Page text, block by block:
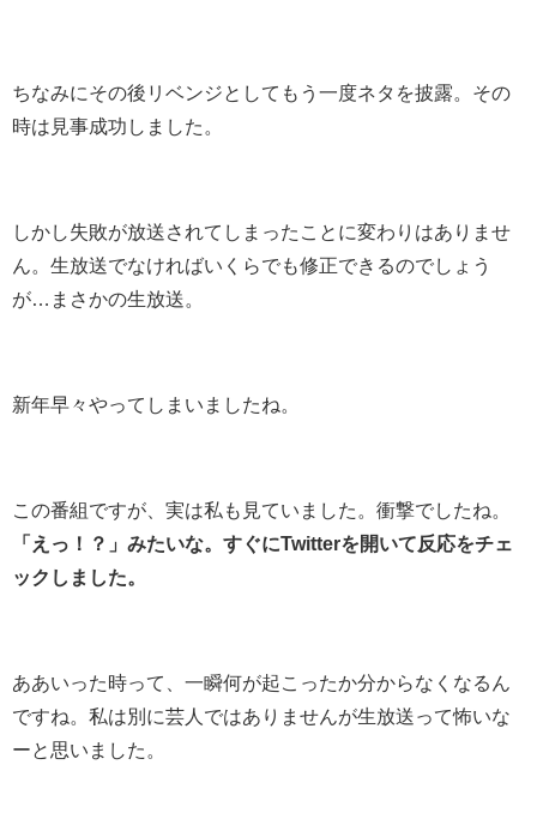
ちなみにその後リベンジとしてもう一度ネタを披露。その
時は見事成功しました。
しかし失敗が放送されてしまったことに変わりはありませ
ん。生放送でなければいくらでも修正できるのでしょう
が…まさかの生放送。
新年早々やってしまいましたね。
この番組ですが、実は私も見ていました。衝撃でしたね。
「えっ！？」みたいな。すぐにTwitterを開いて反応をチェ
ックしました。
ああいった時って、一瞬何が起こったか分からなくなるん
ですね。私は別に芸人ではありませんが生放送って怖いな
ーと思いました。